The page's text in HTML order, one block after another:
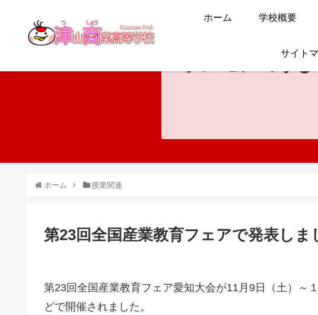
ホーム 学校概要
サイト
ホンモノの学び
ホーム 授業関連
第23回全国産業教育フェアで発表しま
第23回全国産業教育フェア愛知大会が11月9日（土）～
どで開催されました。